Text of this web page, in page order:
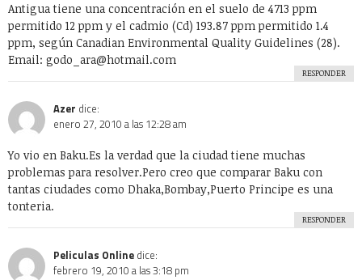
Antigua tiene una concentración en el suelo de 4713 ppm
permitido 12 ppm y el cadmio (Cd) 193.87 ppm permitido 1.4
ppm, según Canadian Environmental Quality Guidelines (28).
Email: godo_ara@hotmail.com
RESPONDER
Azer dice:
enero 27, 2010 a las 12:28 am
Yo vio en Baku.Es la verdad que la ciudad tiene muchas
problemas para resolver.Pero creo que comparar Baku con
tantas ciudades como Dhaka,Bombay,Puerto Principe es una
tonteria.
RESPONDER
Peliculas Online dice:
febrero 19, 2010 a las 3:18 pm